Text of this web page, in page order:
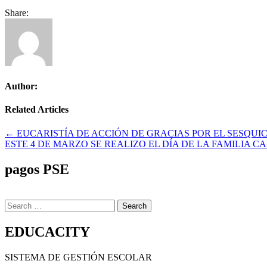
Share:
Author:
Related Articles
Navegación
de
entradas
← EUCARISTÍA DE ACCIÓN DE GRACIAS POR EL
ESTE 4 DE MARZO SE REALIZO EL DÍA DE LA FAMILIA
pagos PSE
Search
for:
EDUCACITY
SISTEMA DE GESTIÓN ESCOLAR